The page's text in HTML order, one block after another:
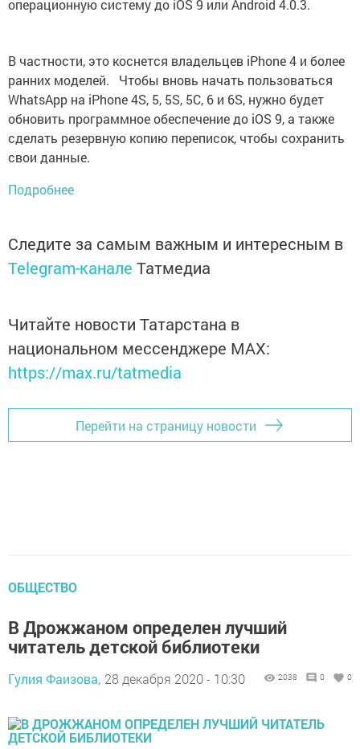
операционную систему до iOS 9 или Android 4.0.3.
В частности, это коснется владельцев iPhone 4 и более
ранних моделей. Чтобы вновь начать пользоваться
WhatsApp на iPhone 4S, 5, 5S, 5C, 6 и 6S, нужно будет
обновить программное обеспечение до iOS 9, а также
сделать резервную копию переписок, чтобы сохранить
свои данные.
Подробнее
Следите за самым важным и интересным в
Telegram-канале Татмедиа
Читайте новости Татарстана в
национальном мессенджере MАХ:
https://max.ru/tatmedia
Перейти на страницу новости
ОБЩЕСТВО
В Дрожжаном определен лучший
читатель детской библиотеки
Гулия Фаизова, 28 декабря 2020 - 10:30 2038 0 0